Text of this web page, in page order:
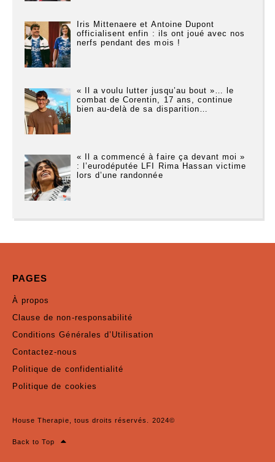
Iris Mittenaere et Antoine Dupont
officialisent enfin : ils ont joué avec nos
nerfs pendant des mois !
« Il a voulu lutter jusqu’au bout »… le
combat de Corentin, 17 ans, continue
bien au-delà de sa disparition…
« Il a commencé à faire ça devant moi »
: l’eurodéputée LFI Rima Hassan victime
lors d’une randonnée
PAGES
À propos
Clause de non-responsabilité
Conditions Générales d’Utilisation
Contactez-nous
Politique de confidentialité
Politique de cookies
House Therapie, tous droits réservés. 2024©
Back to Top